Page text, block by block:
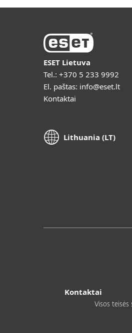
ESET Lietuva
Tel.: +370 5 233 9992
El. paštas: info@eset.lt
Kontaktai
Lithuania (LT)
Kontaktai
Visos teisės